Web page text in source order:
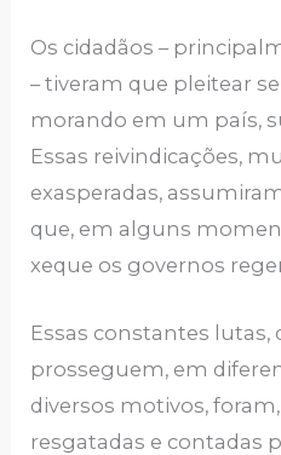
Os cidadãos –
– tiveram que pleitear
morando em um país,
Essas reivindicações,
exasperadas,
que, em alguns
xeque os governos
Essas constantes lutas,
prosseguem, em
diversos motivos,
resgatadas e contadas